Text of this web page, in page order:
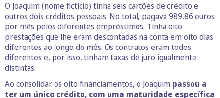
O Joaquim (nome fictício) tinha seis cartões de crédito e
outros dois créditos pessoais. No total, pagava 989,86 euros
por mês pelos diferentes empréstimos. Tinha oito
prestações que lhe eram descontadas na conta em oito dias
diferentes ao longo do mês. Os contratos eram todos
diferentes e, por isso, tinham taxas de juro igualmente
distintas.
Ao consolidar os oito financiamentos, o Joaquim passou a
ter um único crédito, com uma maturidade específica